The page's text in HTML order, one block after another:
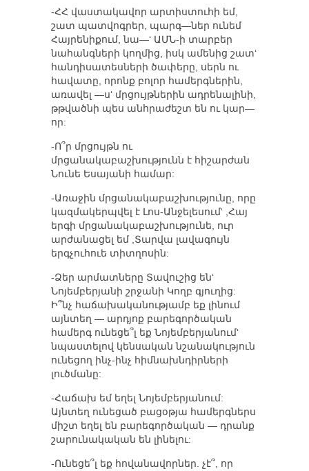
-ՀՀ վաստակավոր արտիստուհի եմ,
շատ պատվոգրեր, պարգ—ներ ունեմ
Հայրենիքում, նա—‘ ԱՄՆ-ի տարբեր
նահանգների կողմից, իսկ ամենից շատ‘
հանդիսատեսների ծափերը, սերն ու
հավատը, որոնք բոլոր համերգներին,
առավել —ս‘ մրցույթներին ադրենալինի,
թթվածնի պես անհրաժեշտ են ու կար—
որ:
-Ո՞ր մրցույթն ու
մրցանակաբաշխությունն է հիշարժան
Նունե Եսայանի համար:
-Առաջին մրցանակաբաշխությունը, որը
կազմակերպվել է Լոս-Անջելեսում‘ ,Հայ
երգի մրցանակաբաշխությունե, ուր
արժանացել եմ ,Տարվա լավագույն
երգչուհուե տիտղոսին:
-Ձեր արմատները Տավուշից են‘
Նոյեմբերյանի շրջանի Կողբ գյուղից:
Ի՞նչ հաճախականությամբ եք լինում
այնտեղ — արդյոք բարեգործական
համերգ ունեցե՞լ եք Նոյեմբերյանում‘
նպաստելով կենսական նշանակություն
ունեցող ինչ-ինչ հիմնախնդիրների
լուծմանը:
-Հաճախ եմ եղել Նոյեմբերյանում:
Այնտեղ ունեցած բացօթյա համերգներս
միշտ եղել են բարեգործական — դրանք
շարունակական են լինելու:
-Ունեցե՞լ եք հովանավորներ. չէ՞, որ